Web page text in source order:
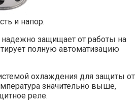
и напор.
надежно защищает от работы на
полную автоматизацию
охлаждения для защиты от
значительно выше,
реле.